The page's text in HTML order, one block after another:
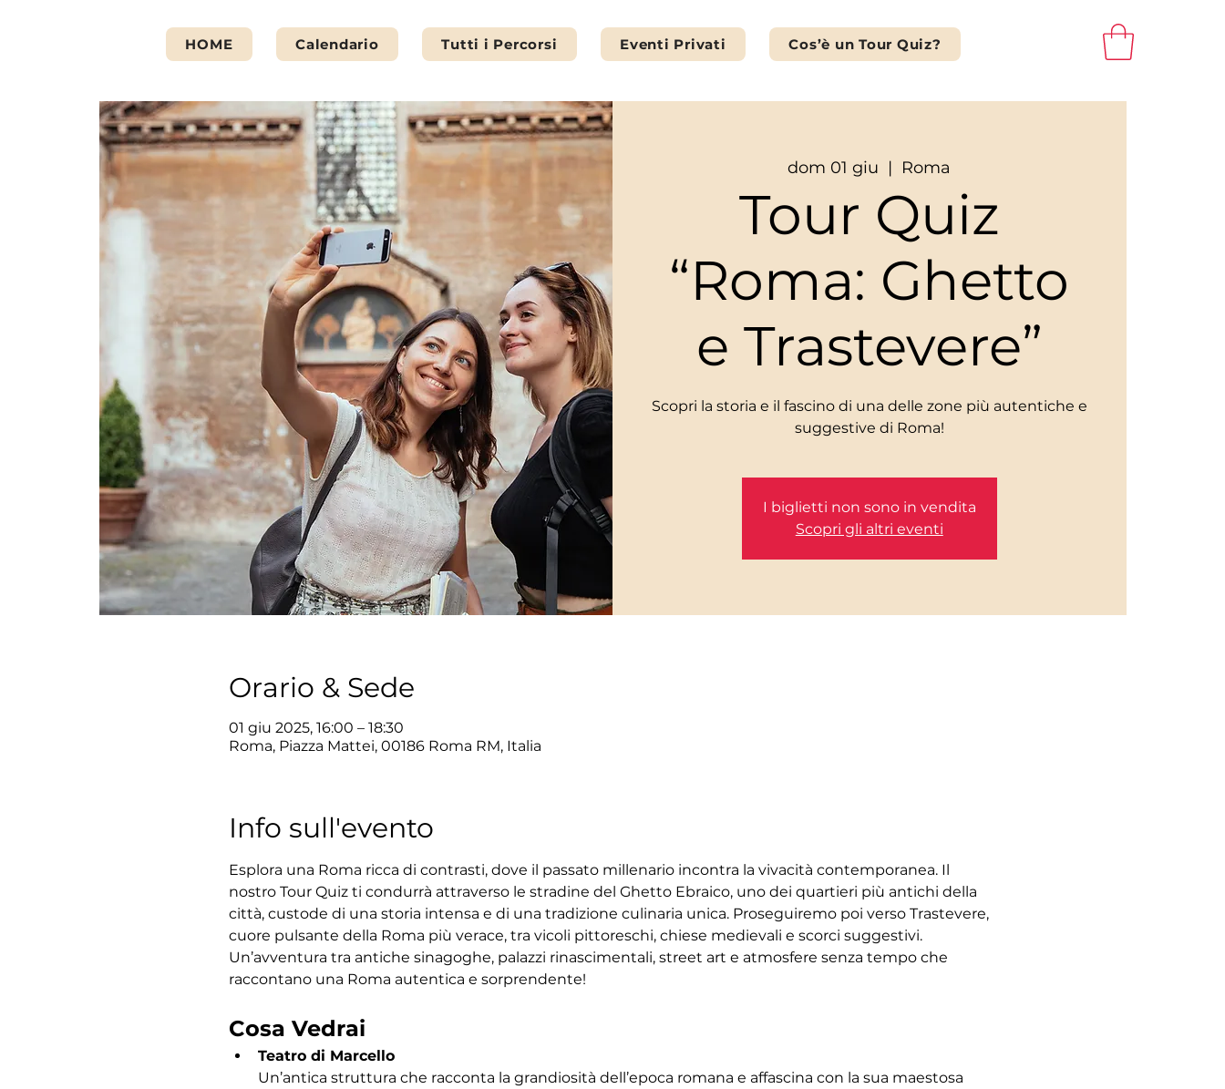
HOME Calendario Tutti i Percorsi Eventi Privati Cos’è un Tour Quiz?
dom 01 giu
  |
Roma
Tour Quiz
“Roma: Ghetto
e Trastevere”
Scopri la storia e il fascino di una delle zone più autentiche e
I biglietti non sono in vendita
Scopri gli altri eventi
Orario & Sede
01 giu 2025, 16:00 – 18:30
Roma, Piazza Mattei, 00186 Roma RM, Italia
Info sull'evento
Esplora una Roma ricca di contrasti, dove il passato millenario incontra la vivacità contemporanea. Il
nostro Tour Quiz ti condurrà attraverso le stradine del Ghetto Ebraico, uno dei quartieri più antichi della
città, custode di una storia intensa e di una tradizione culinaria unica. Proseguiremo poi verso Trastevere,
cuore pulsante della Roma più verace, tra vicoli pittoreschi, chiese medievali e scorci suggestivi.
Un’avventura tra antiche sinagoghe, palazzi rinascimentali, street art e atmosfere senza tempo che
raccontano una Roma autentica e sorprendente!
Cosa Vedrai
Teatro di Marcello
Un’antica struttura che racconta la grandiosità dell’epoca romana e affascina con la sua maestosa